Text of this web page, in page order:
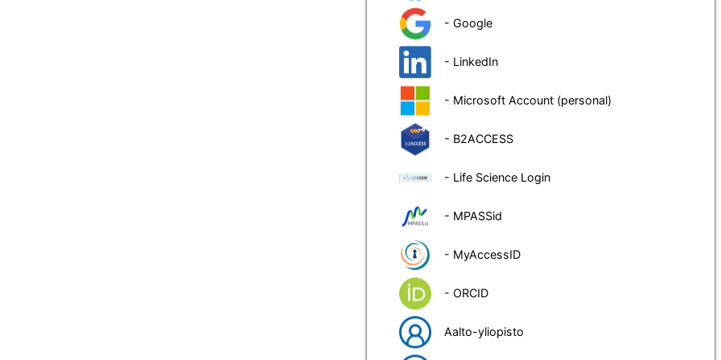
- Google
- LinkedIn
- Microsoft Account (personal)
- B2ACCESS
- Life Science Login
- MPASSid
- MyAccessID
- ORCID
Aalto-yliopisto